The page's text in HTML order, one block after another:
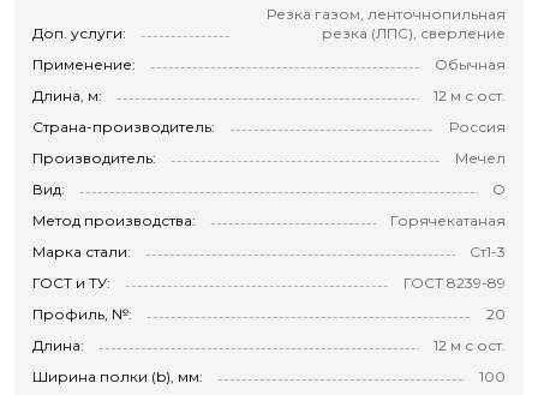
Доп. услуги:
Резка газом, ленточнопильная
резка (ЛПС), сверление
Применение:
Обычная
Длина, м:
12 м с ост.
Страна-производитель:
Россия
Производитель:
Мечел
Вид:
О
Метод производства:
Горячекатаная
Марка стали:
Ст1-3
ГОСТ и ТУ:
ГОСТ 8239-89
Профиль, №:
20
Длина:
12 м с ост.
Ширина полки (b), мм:
100